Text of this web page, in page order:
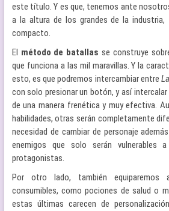
este título. Y es que, tenemos ante
a la altura de los grandes de la
compacto.
El método de batallas se construye
que funciona a las mil maravillas. Y la
esto, es que podremos intercambiar entre
con solo presionar un botón, y así
de una manera frenética y muy efectiva.
habilidades, otras serán completamente
necesidad de cambiar de personaje
enemigos que solo serán vulnerables
protagonistas.
Por otro lado, también
consumibles, como pociones de salud o
estas últimas carecen de